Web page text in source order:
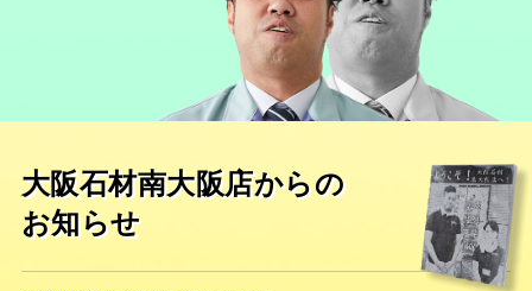
大阪石材南大阪店からの
お知らせ